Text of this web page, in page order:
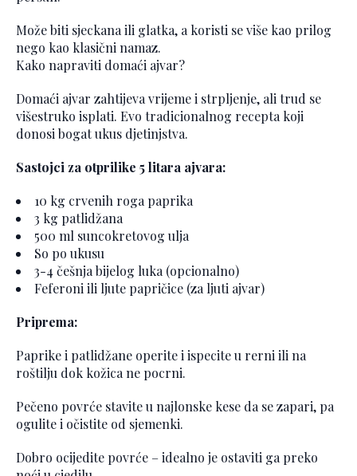
Može biti sjeckana ili glatka, a koristi se više kao prilog
nego kao klasični namaz.
Kako napraviti domaći ajvar?
Domaći ajvar zahtijeva vrijeme i strpljenje, ali trud se
višestruko isplati. Evo tradicionalnog recepta koji
donosi bogat ukus djetinjstva.
Sastojci za otprilike 5 litara ajvara:
10 kg crvenih roga paprika
3 kg patlidžana
500 ml suncokretovog ulja
So po ukusu
3-4 češnja bijelog luka (opcionalno)
Feferoni ili ljute papričice (za ljuti ajvar)
Priprema:
Paprike i patlidžane operite i ispecite u rerni ili na
roštilju dok kožica ne pocrni.
Pečeno povrće stavite u najlonske kese da se zapari, pa
ogulite i očistite od sjemenki.
Dobro ocijedite povrće – idealno je ostaviti ga preko